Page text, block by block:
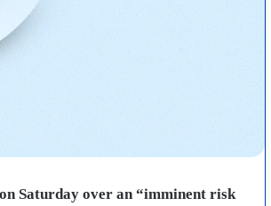
Saturday over an “imminent risk